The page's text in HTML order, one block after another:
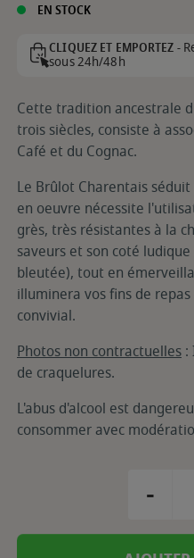
EN STOCK
CLIQUEZ ET EMPORTEZ -
sous 24h/48h
Cette tradition ancestrale
trois siècles, consiste à
Café et du Cognac.
Le Brûlot Charentais
en oeuvre nécessite
grès, très résistantes à la
saveurs et son coté
bleutée), tout en
illuminera vos fins de
convivial.
Photos non contractuelles :
de craquelures.
L'abus d'alcool est
consommer avec
-